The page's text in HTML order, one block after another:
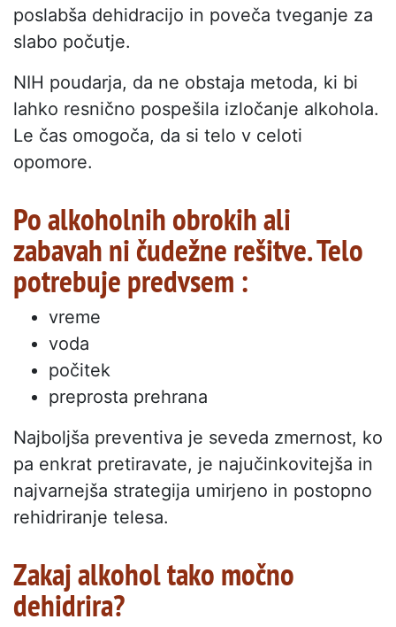
poslabša dehidracijo in poveča tveganje za
slabo počutje.
NIH poudarja, da ne obstaja metoda, ki bi
lahko resnično pospešila izločanje alkohola.
Le čas omogoča, da si telo v celoti
opomore.
Po alkoholnih obrokih ali
zabavah ni čudežne rešitve. Telo
potrebuje predvsem :
vreme
voda
počitek
preprosta prehrana
Najboljša preventiva je seveda zmernost, ko
pa enkrat pretiravate, je najučinkovitejša in
najvarnejša strategija umirjeno in postopno
rehidriranje telesa.
Zakaj alkohol tako močno
dehidrira?